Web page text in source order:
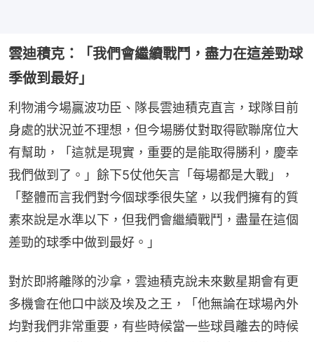
雲迪積克：「我們會繼續戰鬥，盡力在這差勁球
季做到最好」
利物浦今場贏波功臣、隊長雲迪積克直言，球隊目前
身處的狀況並不理想，但今場勝仗對取得歐聯席位大
有幫助，「這就是現實，重要的是能取得勝利，慶幸
我們做到了。」餘下5仗他矢言「每場都是大戰」，
「整體而言我們對今個球季很失望，以我們擁有的質
素來說是水準以下，但我們會繼續戰鬥，盡量在這個
差勁的球季中做到最好。」
對於即將離隊的沙拿，雲迪積克說未來數星期會有更
多機會在他口中談及埃及之王，「他無論在球場內外
均對我們非常重要，有些時候當一些球員離去的時候